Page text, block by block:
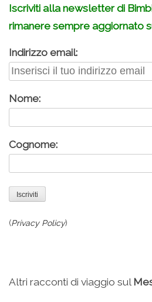
Iscriviti alla newsletter di
rimanere sempre aggiornato
Indirizzo email:
Nome:
Cognome:
(Privacy Policy)
Altri racconti di viaggio sul